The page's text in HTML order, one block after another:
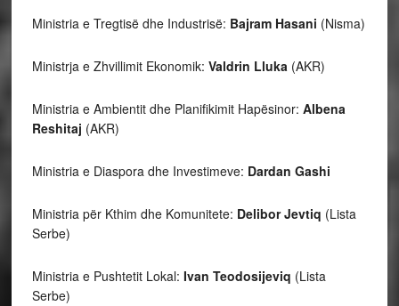
Ministria e Tregtisë dhe Industrisë: Bajram Hasani (Nisma)
Ministrja e Zhvillimit Ekonomik: Valdrin Lluka(AKR)
Ministria e Ambientit dhe Planifikimit Hapësinor: Albena
Reshitaj (AKR)
Ministria e Diaspora dhe Investimeve: Dardan Gashi
Ministria për Kthim dhe Komunitete: Delibor Jevtiq (Lista
Serbe)
Ministria e Pushtetit Lokal: Ivan Teodosijeviq (Lista
Serbe)